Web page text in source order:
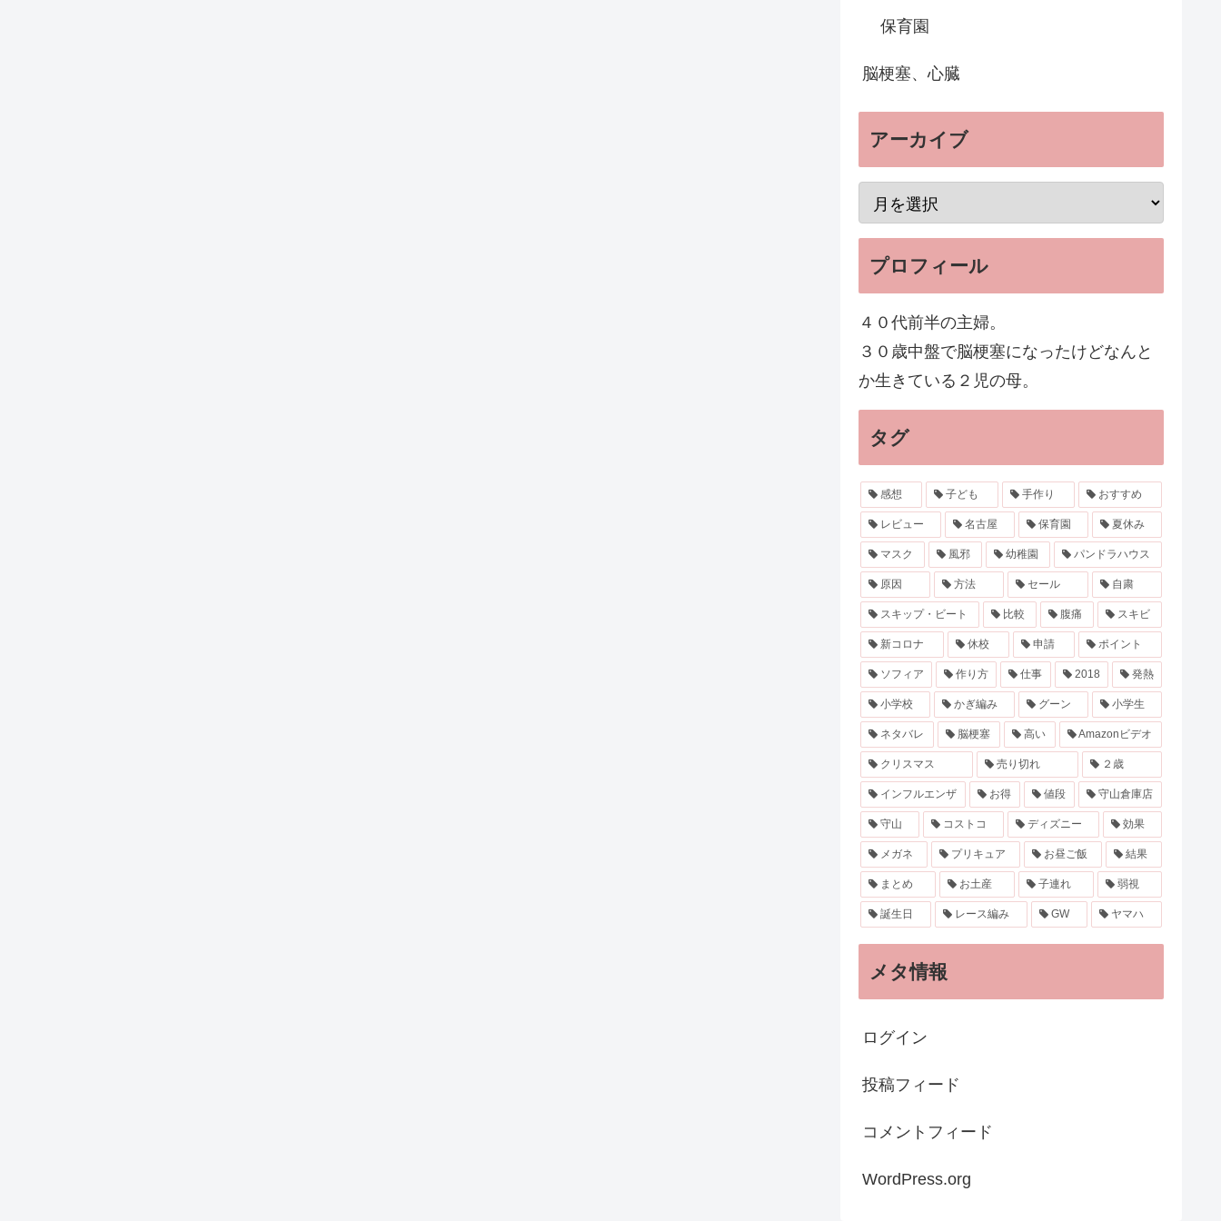
保育園
脳梗塞、心臓
アーカイブ
プロフィール
４０代前半の主婦。
３０歳中盤で脳梗塞になったけどなんと
か生きている２児の母。
タグ
感想 子ども 手作り おすすめ
レビュー 名古屋 保育園 夏休み
マスク 風邪 幼稚園 パンドラハウス
原因 方法 セール 自粛
スキップ・ビート 比較 腹痛 スキビ
新コロナ 休校 申請 ポイント
ソフィア 作り方 仕事 2018 発熱
小学校 かぎ編み グーン 小学生
ネタバレ 脳梗塞 高い Amazonビデオ
クリスマス 売り切れ ２歳
インフルエンザ お得 値段 守山倉庫店
守山 コストコ ディズニー 効果
メガネ プリキュア お昼ご飯 結果
まとめ お土産 子連れ 弱視
誕生日 レース編み GW ヤマハ
メタ情報
ログイン
投稿フィード
コメントフィード
WordPress.org